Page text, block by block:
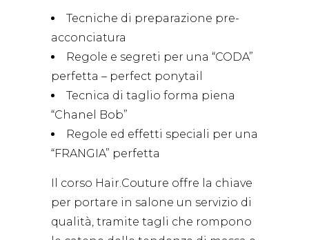
Tecniche di preparazione pre-
acconciatura
Regole e segreti per una “CODA”
perfetta – perfect ponytail
Tecnica di taglio forma piena
“Chanel Bob”
Regole ed effetti speciali per una
“FRANGIA” perfetta
Il corso Hair.Couture offre la chiave
per portare in salone un servizio di
qualità, tramite tagli che rompono